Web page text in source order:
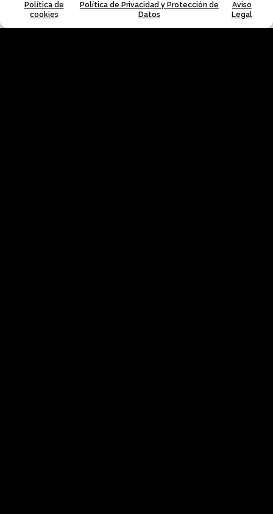
Política de
cookies
Política de Privacidad y Protección de
Datos
Aviso
Legal